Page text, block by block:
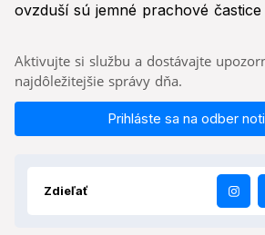
ovzduší sú jemné prachové častice
Aktivujte si službu a dostávajte
najdôležitejšie správy dňa.
Prihláste sa na odber
Zdieľať